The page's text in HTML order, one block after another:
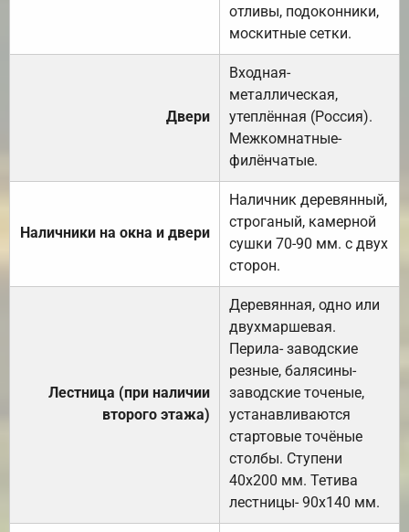
отливы, подоконники,
москитные сетки.
Двери
Входная-
металлическая,
утеплённая (Россия).
Межкомнатные-
филёнчатые.
Наличники на окна и двери
Наличник деревянный,
строганый, камерной
сушки 70-90 мм. с двух
сторон.
Лестница (при наличии
второго этажа)
Деревянная, одно или
двухмаршевая.
Перила- заводские
резные, балясины-
заводские точеные,
устанавливаются
стартовые точёные
столбы. Ступени
40х200 мм. Тетива
лестницы- 90х140 мм.